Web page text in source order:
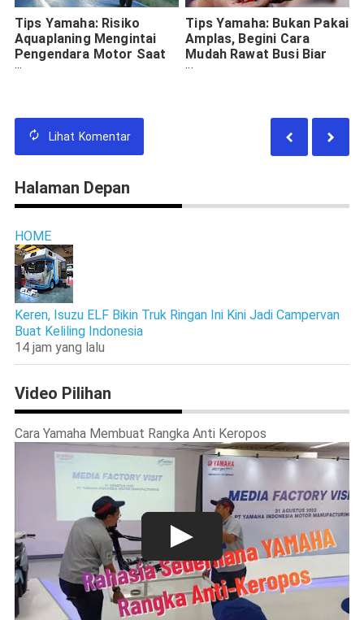
Tips Yamaha: Risiko
Aquaplaning Mengintai
Pengendara Motor Saat
Musim Hujan
Tips Yamaha: Bukan Pakai
Amplas, Begini Cara
Mudah Rawat Busi Biar
Tahan Lama
Lihat Komentar
Halaman Depan
HOME
Keren, Isuzu ELF Bikin Truk Ringan Ini Kini Jadi Campervan
Buat Keliling Indonesia
14 jam yang lalu
Video Pilihan
Cara Yamaha Membuat Rangka Anti Keropos